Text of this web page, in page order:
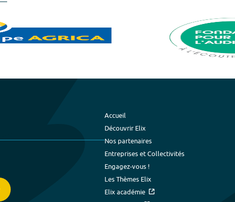
Accueil
Découvrir Elix
Nos partenaires
Entreprises et Collectivités
Engagez-vous !
Les Thèmes Elix
Elix académie